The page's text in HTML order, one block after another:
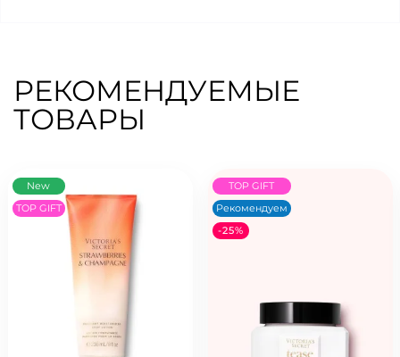
РЕКОМЕНДУЕМЫЕ
ТОВАРЫ
New
TOP GIFT
TOP GIFT
Рекомендуем
-25%